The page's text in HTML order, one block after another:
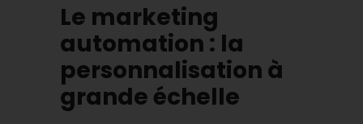
Le marketing
automation : la
personnalisation à
grande échelle